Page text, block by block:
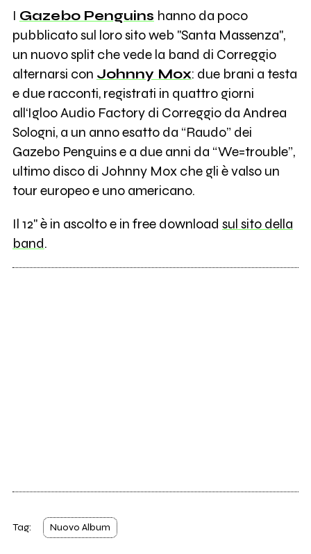
I Gazebo Penguins hanno da poco
pubblicato sul loro sito web "Santa Massenza",
un nuovo split che vede la band di Correggio
alternarsi con Johnny Mox: due brani a testa
e due racconti, registrati in quattro giorni
all‘Igloo Audio Factory di Correggio da Andrea
Sologni, a un anno esatto da “Raudo” dei
Gazebo Penguins e a due anni da “We=trouble”,
ultimo disco di Johnny Mox che gli è valso un
tour europeo e uno americano.
Il 12'' è in ascolto e in free download sul sito della
band.
Tag: Nuovo Album